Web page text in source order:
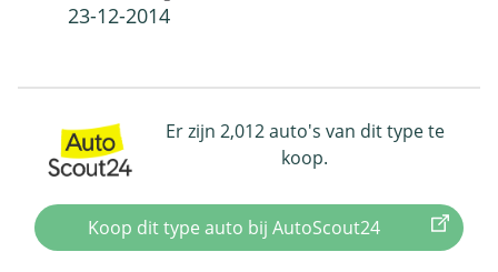
23-12-2014
Er zijn 2,012 auto's van dit type te
koop.
Koop dit type auto bij AutoScout24